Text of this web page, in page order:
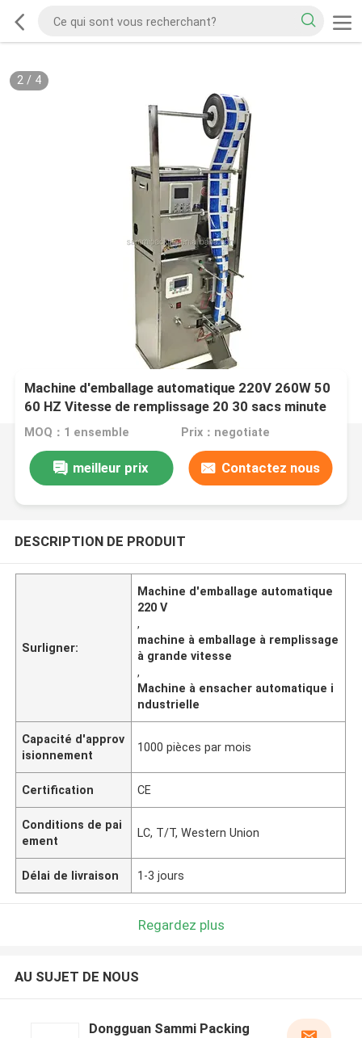
2/ 4
Machine d'emballage automatique 220V 260W 50
60 HZ Vitesse de remplissage 20 30 sacs minute
Idéal pour les solutions d'emballage
MOQ：1 ensemble Prix：negotiate
meilleur prix Contactez nous
DESCRIPTION DE PRODUIT
Surligner:
Machine d'emballage automatique
220 V
,
machine à emballage à remplissage
à grande vitesse
,
Machine à ensacher automatique i
ndustrielle
Capacité d'approv
isionnement
1000 pièces par mois
Certification CE
Conditions de pai
ement
LC, T/T, Western Union
Délai de livraison 1-3 jours
Regardez plus
AU SUJET DE NOUS
Dongguan Sammi Packing